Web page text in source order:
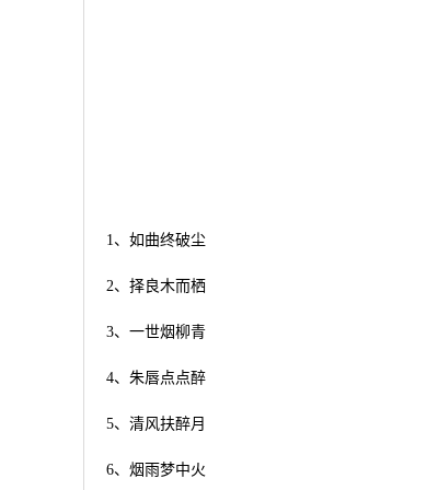
1、如曲终破尘
2、择良木而栖
3、一世烟柳青
4、朱唇点点醉
5、清风扶醉月
6、烟雨梦中火